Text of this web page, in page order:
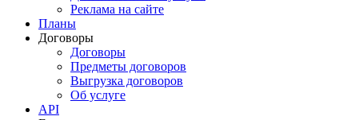
Реклама на сайте
Планы
Договоры
Договоры
Предметы договоров
Выгрузка договоров
Об услуге
API